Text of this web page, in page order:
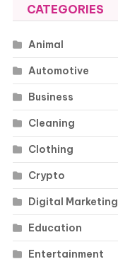
CATEGORIES
Animal
Automotive
Business
Cleaning
Clothing
Crypto
Digital Marketing
Education
Entertainment